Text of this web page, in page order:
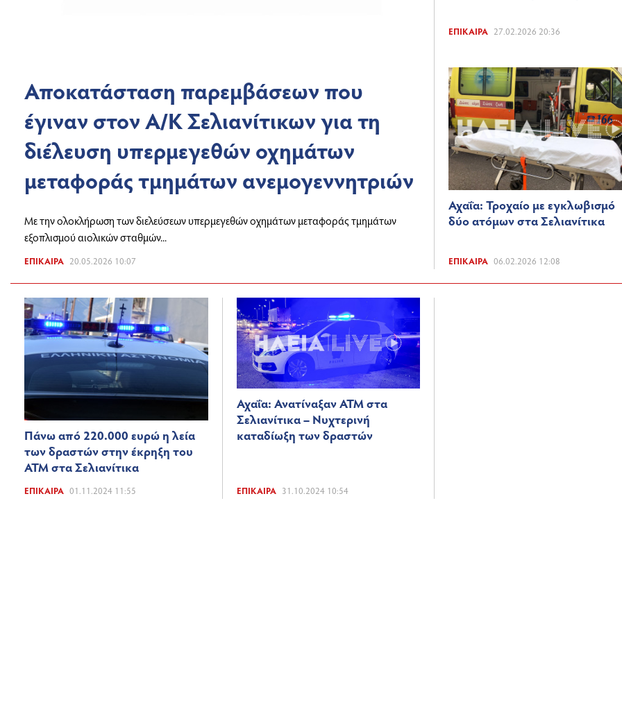
Αποκατάσταση παρεμβάσεων που
έγιναν στον Α/Κ Σελιανίτικων για τη
διέλευση υπερμεγεθών οχημάτων
μεταφοράς τμημάτων ανεμογεννητριών
Με την ολοκλήρωση των διελεύσεων υπερμεγεθών οχημάτων μεταφοράς τμημάτων
εξοπλισμού αιολικών σταθμών...
ΕΠΊΚΑΙΡΑ 20.05.2026 10:07
ΕΠΊΚΑΙΡΑ 27.02.2026 20:36
Αχαΐα: Τροχαίο με εγκλωβισμό
δύο ατόμων στα Σελιανίτικα
ΕΠΊΚΑΙΡΑ 06.02.2026 12:08
Πάνω από 220.000 ευρώ η λεία
των δραστών στην έκρηξη του
ΑΤΜ στα Σελιανίτικα
ΕΠΊΚΑΙΡΑ 01.11.2024 11:55
Αχαΐα: Ανατίναξαν ΑΤΜ στα
Σελιανίτικα – Νυχτερινή
καταδίωξη των δραστών
ΕΠΊΚΑΙΡΑ 31.10.2024 10:54